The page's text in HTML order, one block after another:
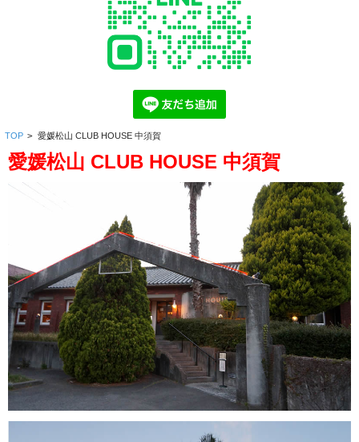
TOP > 愛媛松山 CLUB HOUSE 中須賀
愛媛松山 CLUB HOUSE 中須賀